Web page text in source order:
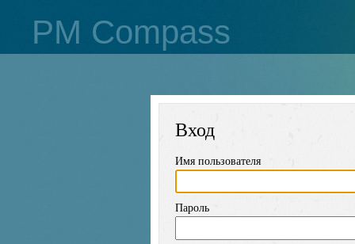
PM Compass
Вход
Имя пользователя
Пароль